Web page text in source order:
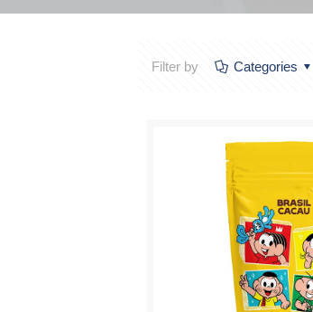
Filter by Categories